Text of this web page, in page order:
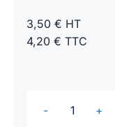
3,50 € HT
4,20 € TTC
quantité